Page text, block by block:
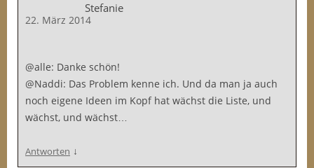
Stefanie
22. März 2014
@alle: Danke schön!
@Naddi: Das Problem kenne ich. Und da man ja auch
noch eigene Ideen im Kopf hat wächst die Liste, und
wächst, und wächst…
Antworten ↓